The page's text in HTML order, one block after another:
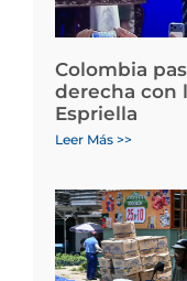
Colombia
derecha con
Espriella
Leer Más >>